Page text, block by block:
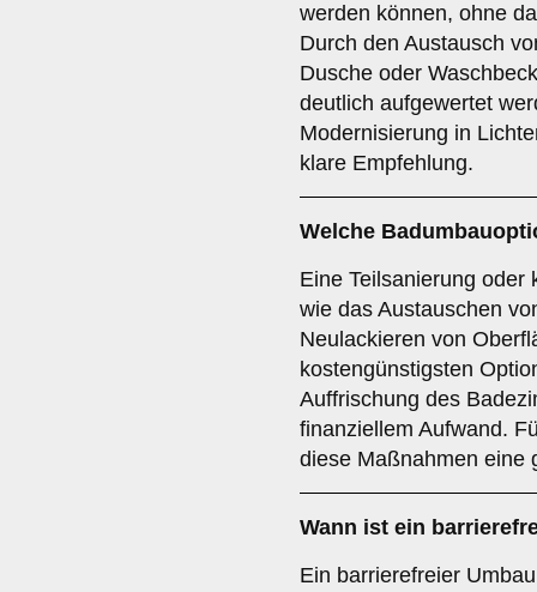
werden können, ohne
Durch den Austausch
Dusche oder
deutlich aufgewertet
Modernisierung in
klare Empfehlung.
Welche
Eine Teilsanierung oder
wie das Austauschen
Neulackieren von
kostengünstigsten
Auffrischung des
finanziellem Aufwand.
diese Maßnahmen eine
Wann ist ein
Ein barrierefreier